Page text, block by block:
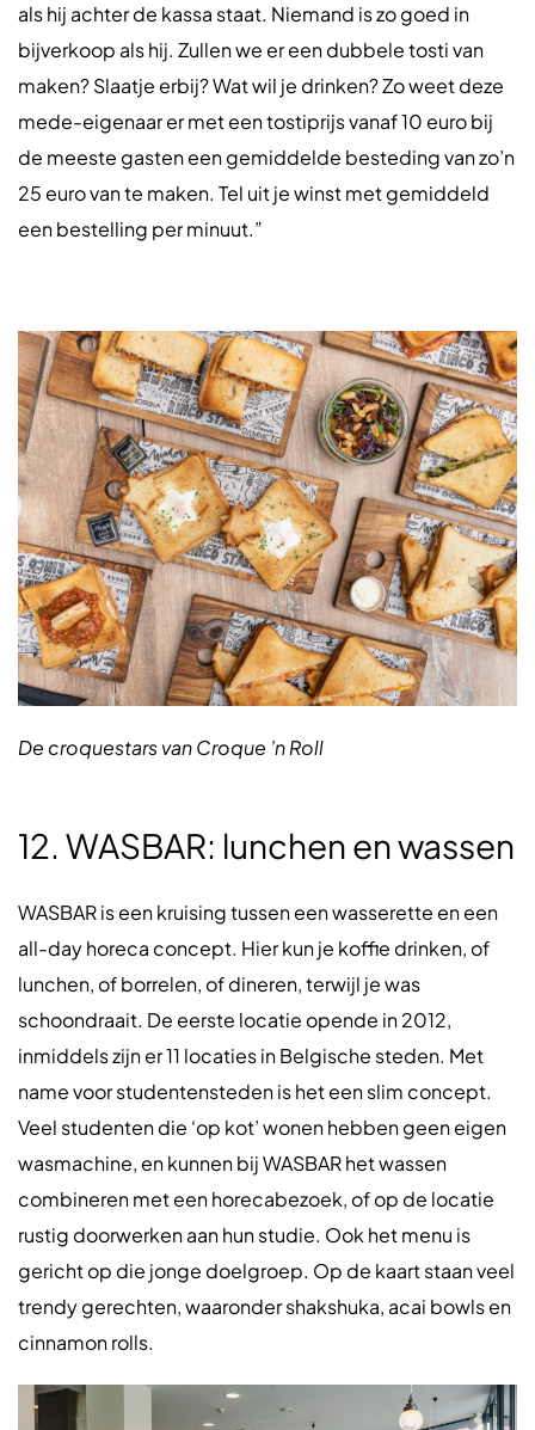
als hij achter de kassa staat. Niemand is zo goed in
bijverkoop als hij. Zullen we er een dubbele tosti van
maken? Slaatje erbij? Wat wil je drinken? Zo weet deze
mede-eigenaar er met een tostiprijs vanaf 10 euro bij
de meeste gasten een gemiddelde besteding van zo’n
25 euro van te maken. Tel uit je winst met gemiddeld
een bestelling per minuut.”
De croquestars van Croque ’n Roll
12. WASBAR: lunchen en wassen
WASBAR is een kruising tussen een wasserette en een
all-day horeca concept. Hier kun je koffie drinken, of
lunchen, of borrelen, of dineren, terwijl je was
schoondraait. De eerste locatie opende in 2012,
inmiddels zijn er 11 locaties in Belgische steden. Met
name voor studentensteden is het een slim concept.
Veel studenten die ‘op kot’ wonen hebben geen eigen
wasmachine, en kunnen bij WASBAR het wassen
combineren met een horecabezoek, of op de locatie
rustig doorwerken aan hun studie. Ook het menu is
gericht op die jonge doelgroep. Op de kaart staan veel
trendy gerechten, waaronder shakshuka, acai bowls en
cinnamon rolls.